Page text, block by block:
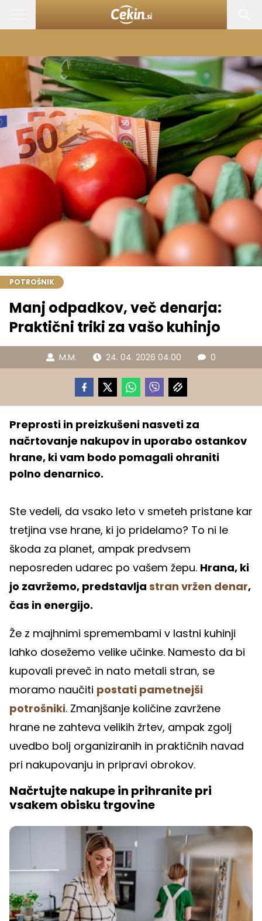
POTROŠNIK
Manj odpadkov, več denarja:
Praktični triki za vašo kuhinjo
M.M. 24. 04. 2026 04.00 0
Preprosti in preizkušeni nasveti za
načrtovanje nakupov in uporabo ostankov
hrane, ki vam bodo pomagali ohraniti
polno denarnico.
Ste vedeli, da vsako leto v smeteh pristane kar
tretjina vse hrane, ki jo pridelamo? To ni le
škoda za planet, ampak predvsem
neposreden udarec po vašem žepu. Hrana, ki
jo zavržemo, predstavlja stran vržen denar,
čas in energijo.
Že z majhnimi spremembami v lastni kuhinji
lahko dosežemo velike učinke. Namesto da bi
kupovali preveč in nato metali stran, se
moramo naučiti postati pametnejši
potrošniki. Zmanjšanje količine zavržene
hrane ne zahteva velikih žrtev, ampak zgolj
uvedbo bolj organiziranih in praktičnih navad
pri nakupovanju in pripravi obrokov.
Načrtujte nakupe in prihranite pri
vsakem obisku trgovine